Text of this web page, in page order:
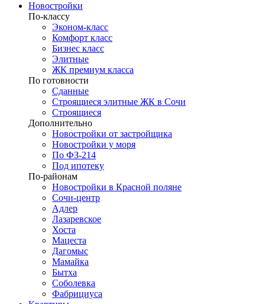
Новостройки
По-классу
Эконом-класс
Комфорт класс
Бизнес класс
Элитные
ЖК премиум класса
По готовности
Сданные
Строящиеся элитные ЖК в Сочи
Строящиеся
Дополнительно
Новостройки от застройщика
Новостройки у моря
По ФЗ-214
Под ипотеку
По-районам
Новостройки в Красной поляне
Сочи-центр
Адлер
Лазаревское
Хоста
Мацеста
Дагомыс
Мамайка
Бытха
Соболевка
Фабрициуса